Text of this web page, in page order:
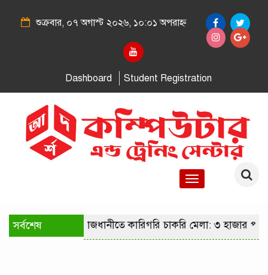
শুক্রবার, ০৭ অগাস্ট ২০২৬, ১০:০১ অপরাহ্ন
Dashboard Student Registration
Toggle
সর্বশেষ রাজধানীতে কারিগরি চাকরি মেলা: ৩ হাজার